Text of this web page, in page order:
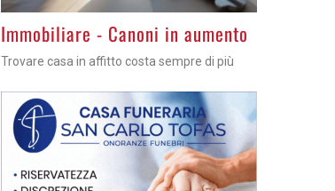
Immobiliare - Canoni in aumento
Trovare casa in affitto costa sempre di più